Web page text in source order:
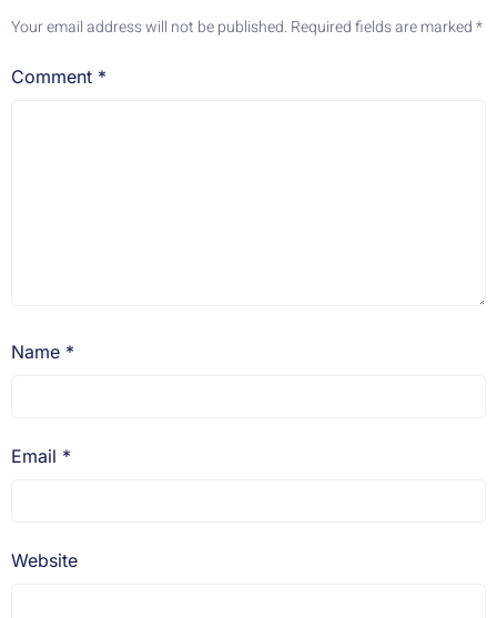
Your email address will not be published.Required fields are marked*
Comment *
Name *
Email *
Website